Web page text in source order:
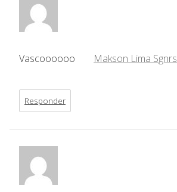
Makson Lima Sgnrs
Vascoooooo
Responder